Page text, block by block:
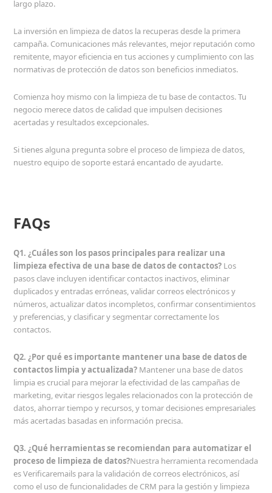
largo plazo.
La inversión en limpieza de datos la recuperas desde la primera
campaña. Comunicaciones más relevantes, mejor reputación como
remitente, mayor eficiencia en tus acciones y cumplimiento con las
normativas de protección de datos son beneficios inmediatos.
Comienza hoy mismo con la limpieza de tu base de contactos. Tu
negocio merece datos de calidad que impulsen decisiones
acertadas y resultados excepcionales.
Si tienes alguna pregunta sobre el proceso de limpieza de datos,
nuestro equipo de soporte estará encantado de ayudarte.
FAQs
Q1. ¿Cuáles son los pasos principales para realizar una
limpieza efectiva de una base de datos de contactos? Los
pasos clave incluyen identificar contactos inactivos, eliminar
duplicados y entradas erróneas, validar correos electrónicos y
números, actualizar datos incompletos, confirmar consentimientos
y preferencias, y clasificar y segmentar correctamente los
contactos.
Q2. ¿Por qué es importante mantener una base de datos de
contactos limpia y actualizada? Mantener una base de datos
limpia es crucial para mejorar la efectividad de las campañas de
marketing, evitar riesgos legales relacionados con la protección de
datos, ahorrar tiempo y recursos, y tomar decisiones empresariales
más acertadas basadas en información precisa.
Q3. ¿Qué herramientas se recomiendan para automatizar el
proceso de limpieza de datos?Nuestra herramienta recomendada
es Verificaremails para la validación de correos electrónicos, así
como el uso de funcionalidades de CRM para la gestión y limpieza